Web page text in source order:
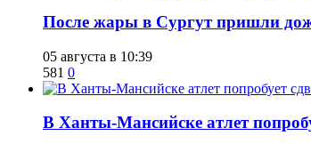
​После жары в Сургут пришли
05 августа в 10:39
581 0
​В Ханты-Мансийске атлет